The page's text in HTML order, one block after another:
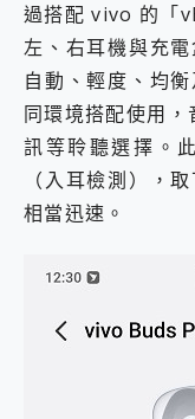
過搭配 vivo 的「
左、右耳機與充
自動、輕度、均
同環境搭配使用
訊等聆聽選擇。
（入耳檢測），
相當迅速。